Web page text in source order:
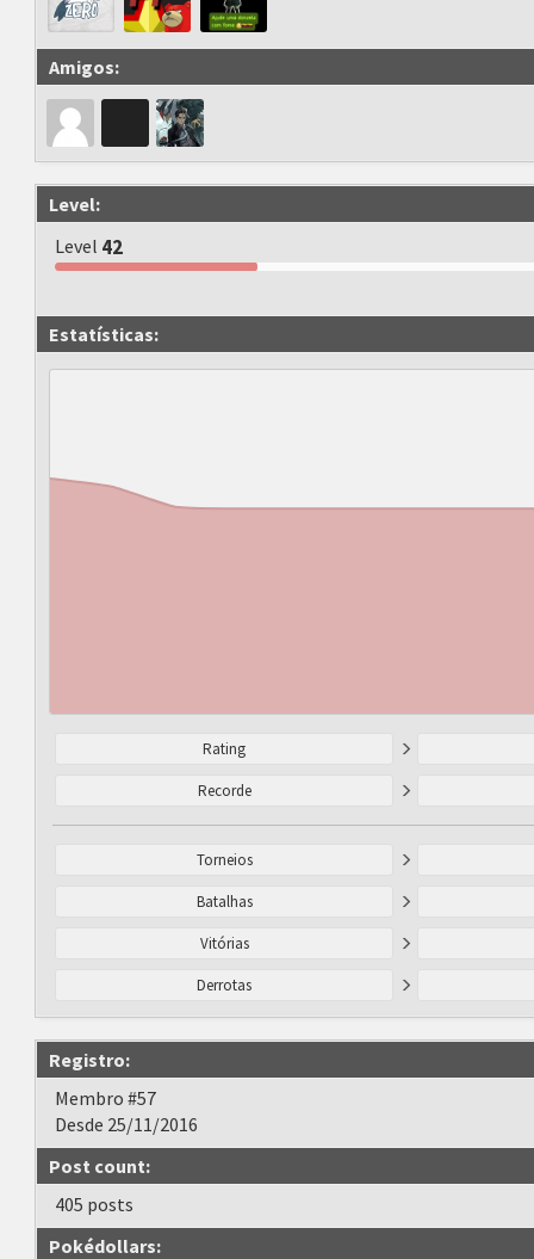
Amigos:
Level:
Level 42
Estatísticas:
Rating
Recorde
Torneios
Batalhas
Vitórias
Derrotas
Registro:
Membro #57
Desde 25/11/2016
Post count:
405 posts
Pokédollars: